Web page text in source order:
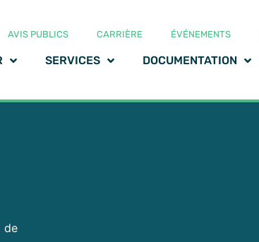
AVIS PUBLICS CARRIÈRE ÉVÉNEMENTS
SERVICES DOCUMENTATION
de